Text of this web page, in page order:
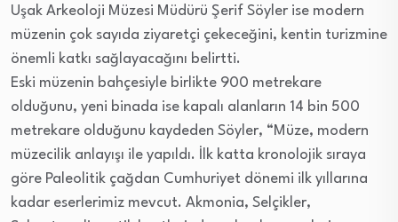
Uşak Arkeoloji Müzesi Müdürü Şerif Söyler ise modern
müzenin çok sayıda ziyaretçi çekeceğini, kentin turizmine
önemli katkı sağlayacağını belirtti.
Eski müzenin bahçesiyle birlikte 900 metrekare
olduğunu, yeni binada ise kapalı alanların 14 bin 500
metrekare olduğunu kaydeden Söyler, “Müze, modern
müzecilik anlayışı ile yapıldı. İlk katta kronolojik sıraya
göre Paleolitik çağdan Cumhuriyet dönemi ilk yıllarına
kadar eserlerimiz mevcut. Akmonia, Selçikler,